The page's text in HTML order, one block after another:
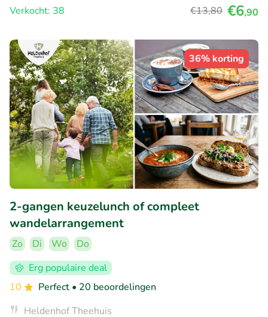
Verkocht: 38
€13,80 €6,90
36% korting
2-gangen keuzelunch of compleet
wandelarrangement
Zo Di Wo
Do
Erg populaire deal
10
Perfect • 20 beoordelingen
Heldenhof Theehuis